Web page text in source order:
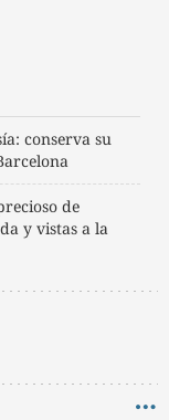
conserva su
de
y vistas a la